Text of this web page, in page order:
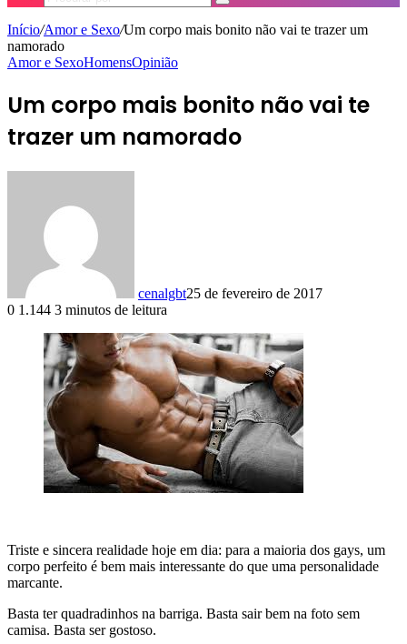
Procurar
Início/Amor e Sexo/Um corpo mais bonito não vai te trazer um
namorado
Amor e SexoHomensOpinião
Um corpo mais bonito não vai te
trazer um namorado
cenalgbt25 de fevereiro de 2017
0 1.144 3 minutos de leitura
Triste e sincera realidade hoje em dia: para a maioria dos gays, um
corpo perfeito é bem mais interessante do que uma personalidade
marcante.
Basta ter quadradinhos na barriga. Basta sair bem na foto sem
camisa. Basta ser gostoso.